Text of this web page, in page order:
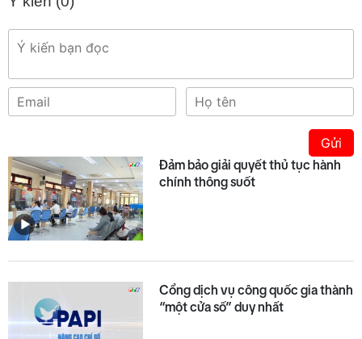
Gửi
Đảm bảo giải quyết thủ tục hành
chính thông suốt
Cổng dịch vụ công quốc gia thành
“một cửa số” duy nhất